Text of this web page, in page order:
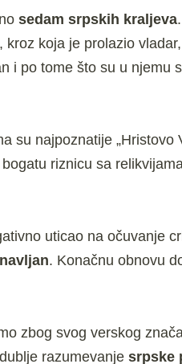
sedam srpskih kraljeva
koja je prolazio
i po tome što su u njemu
su najpoznatije „Hristovo
riznicu sa
uticao na očuvanje
. Konačnu obnovu
zbog svog verskog
razumevanje srpske